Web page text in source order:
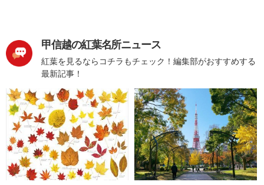
甲信越の紅葉名所ニュース
紅葉を見るならコチラもチェック！編集部がおすすめする
最新記事！